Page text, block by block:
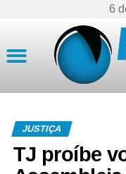
6
JUSTIÇA
TJ proíbe